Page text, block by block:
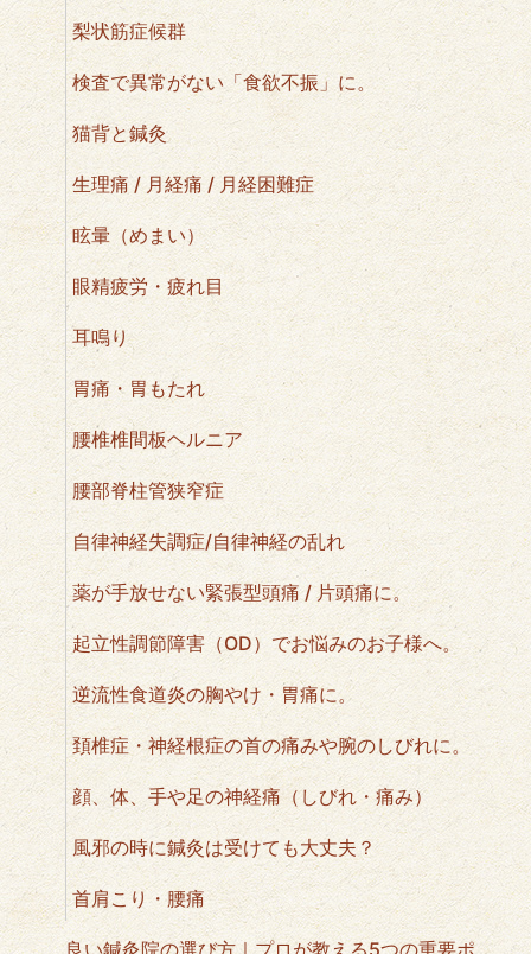
梨状筋症候群
検査で異常がない「食欲不振」に。
猫背と鍼灸
生理痛 / 月経痛 / 月経困難症
眩暈（めまい）
眼精疲労・疲れ目
耳鳴り
胃痛・胃もたれ
腰椎椎間板ヘルニア
腰部脊柱管狭窄症
自律神経失調症/自律神経の乱れ
薬が手放せない緊張型頭痛 / 片頭痛に。
起立性調節障害（OD）でお悩みのお子様へ。
逆流性食道炎の胸やけ・胃痛に。
頚椎症・神経根症の首の痛みや腕のしびれに。
顔、体、手や足の神経痛（しびれ・痛み）
風邪の時に鍼灸は受けても大丈夫？
首肩こり・腰痛
良い鍼灸院の選び方｜プロが教える5つの重要ポ